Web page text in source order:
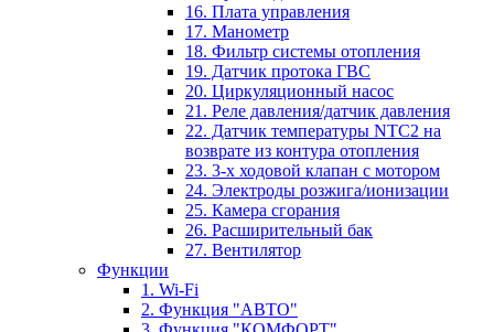
16. Плата управления
17. Манометр
18. Фильтр системы отопления
19. Датчик протока ГВС
20. Циркуляционный насос
21. Реле давления/датчик давления
22. Датчик температуры NTC2 на
возврате из контура отопления
23. 3-х ходовой клапан с мотором
24. Электроды розжига/ионизации
25. Камера сгорания
26. Расширительный бак
27. Вентилятор
Функции
1. Wi-Fi
2. Функция "АВТО"